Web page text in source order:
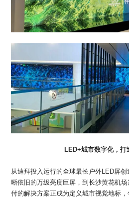
LED+城市数字化，打
从迪拜投入运行的全球最长户外LED屏
晰依旧的万级亮度巨屏，到长沙黄花机
付的解决方案正成为定义城市视觉地标